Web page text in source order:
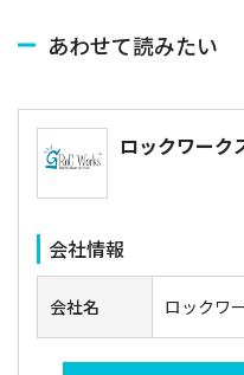
あわせて読みたい
ロックワーク
会社情報
会社名 ロックワ